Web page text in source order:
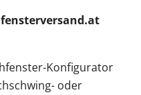
Konfigurator
oder